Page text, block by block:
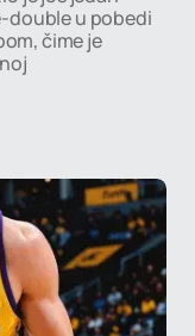
double u pobedi
čime je